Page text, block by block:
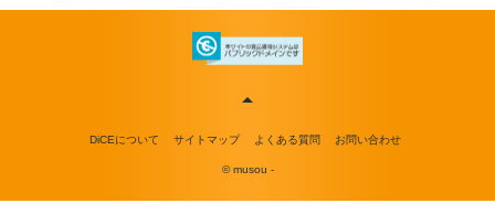
DiCEについて サイトマップ よくある質問 お問い合わせ
© musou -